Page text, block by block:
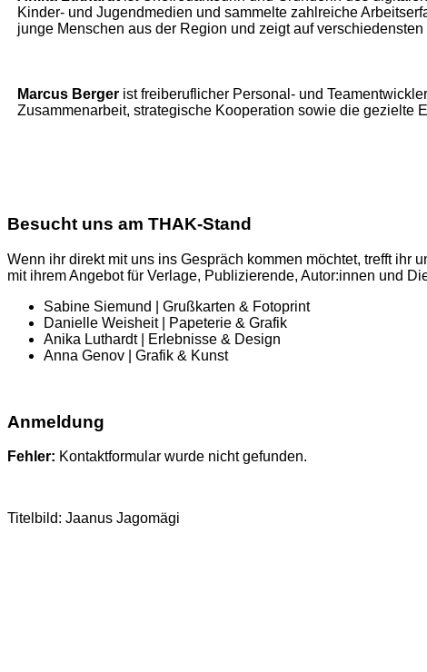
Kinder- und Jugendmedien und sammelte zahlreiche
junge Menschen aus der Region und zeigt auf
Marcus Berger ist freiberuflicher Personal- und
Zusammenarbeit, strategische Kooperation sowie die gezielte
Besucht uns am THAK-Stand
Wenn ihr direkt mit uns ins Gespräch kommen möchtet, trefft ihr
mit ihrem Angebot für Verlage, Publizierende, Autor:innen und
Sabine Siemund | Grußkarten & Fotoprint
Danielle Weisheit | Papeterie & Grafik
Anika Luthardt | Erlebnisse & Design
Anna Genov | Grafik & Kunst
Anmeldung
Fehler: Kontaktformular wurde nicht gefunden.
Titelbild: Jaanus Jagomägi